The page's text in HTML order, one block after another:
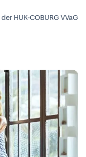
HUK-COBURG VVaG